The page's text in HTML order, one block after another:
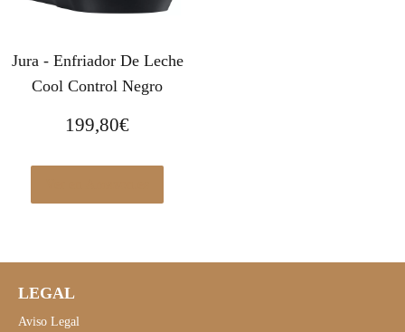
Jura - Enfriador De Leche
Cool Control Negro
199,80€
LEGAL
Aviso Legal